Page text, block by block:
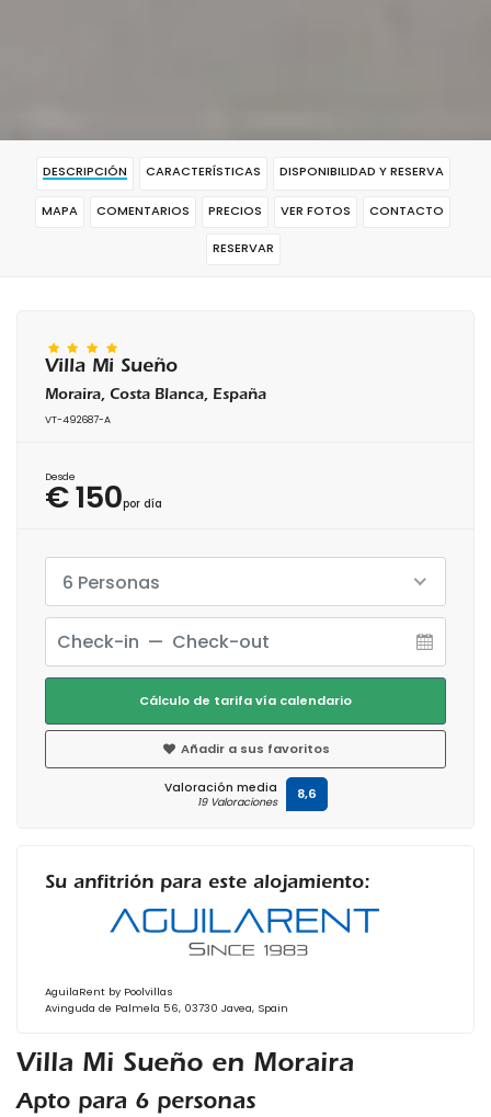
DESCRIPCIÓN CARACTERÍSTICAS DISPONIBILIDAD Y RESERVA
MAPA COMENTARIOS PRECIOS VER FOTOS CONTACTO
RESERVAR
Villa Mi Sueño en Moraira
Apto para 6 personas
Villa Mi Sueño
Moraira, Costa Blanca, España
VT-492687-A
Desde
€ 150por día
6 Personas
Cálculo de tarifa vía calendario
Añadir a sus favoritos
Valoración media
19 Valoraciones 8,6
Su anfitrión para este alojamiento:
AguilaRent by Poolvillas
Avinguda de Palmela 56, 03730 Javea, Spain